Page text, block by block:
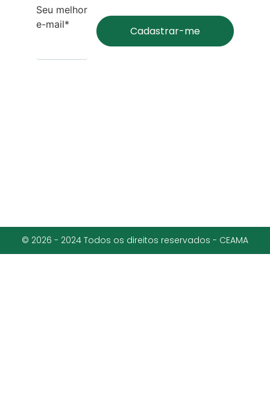
Seu melhor
e-mail*
© 2026 - 2024 Todos os direitos reservados - CEAMA